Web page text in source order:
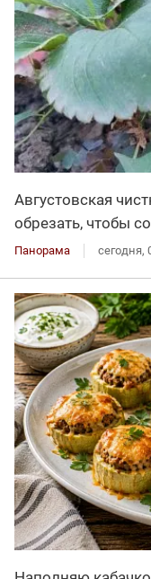
Августовская
обрезать, чтобы
Панорама сегодня,